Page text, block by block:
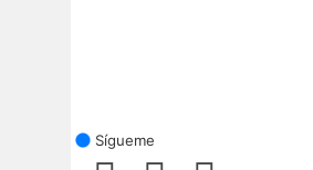
Sígueme